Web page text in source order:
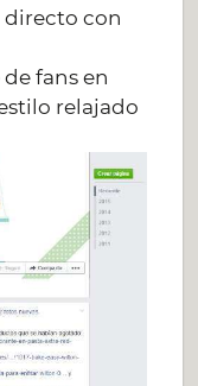
directo con
fans en
relajado